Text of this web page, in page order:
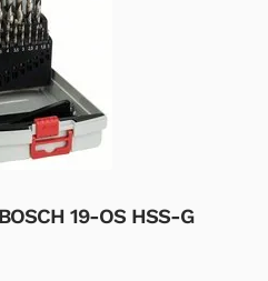
19-OS HSS-G